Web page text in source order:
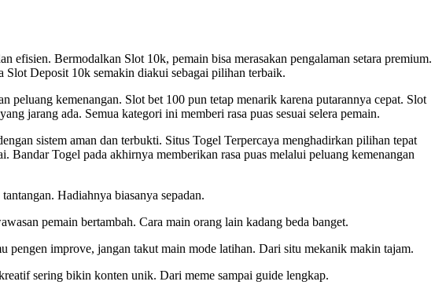
efisien. Bermodalkan Slot 10k, pemain bisa merasakan pengalaman setara premium.
Slot Deposit 10k semakin diakui sebagai pilihan terbaik.
kemenangan. Slot bet 100 pun tetap menarik karena putarannya cepat. Slot
jarang ada. Semua kategori ini memberi rasa puas sesuai selera pemain.
sistem aman dan terbukti. Situs Togel Terpercaya menghadirkan pilihan tepat
Bandar Togel pada akhirnya memberikan rasa puas melalui peluang kemenangan
Hadiahnya biasanya sepadan.
pemain bertambah. Cara main orang lain kadang beda banget.
pengen improve, jangan takut main mode latihan. Dari situ mekanik makin tajam.
sering bikin konten unik. Dari meme sampai guide lengkap.